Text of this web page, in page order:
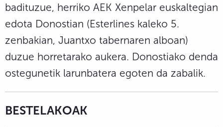
badituzue, herriko AEK Xenpelar euskaltegian
edota Donostian (Esterlines kaleko 5.
zenbakian, Juantxo tabernaren alboan)
duzue horretarako aukera. Donostiako denda
ostegunetik larunbatera egoten da zabalik.
BESTELAKOAK